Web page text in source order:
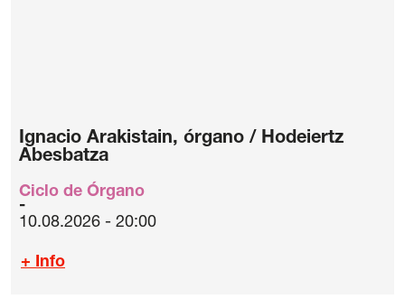
Ignacio Arakistain, órgano / Hodeiertz
Abesbatza
Ciclo de Órgano
10.08.2026 - 20:00
+ Info